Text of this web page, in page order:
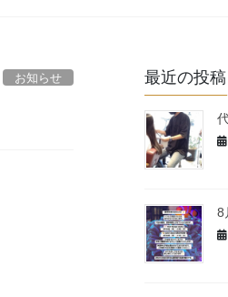
お知らせ 最近の投稿
8